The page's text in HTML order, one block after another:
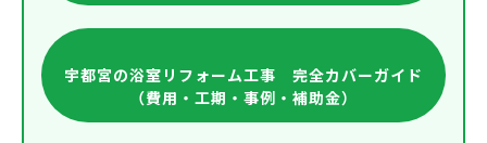
宇都宮の浴室リフォーム工事 完全カバーガイド
（費用・工期・事例・補助金）